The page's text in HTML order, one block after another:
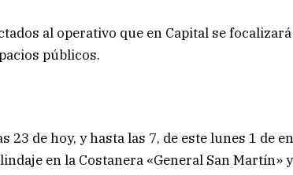
al operativo que en Capital se
públicos.
23 de hoy, y hasta las 7, de este lunes 1 de
en la Costanera «General San Martín»